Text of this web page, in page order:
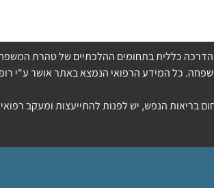
הדרכה כללית בתחומים ההלכתיים של טהרת
כל המידע הרפואי הנמצא באתר אושר ע"י
בריאות הנפש, יש לפנות להתייעצות ומעקב